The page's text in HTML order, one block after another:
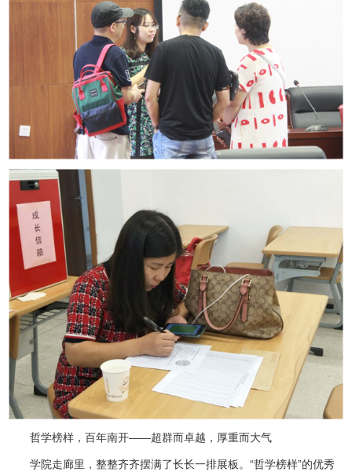
哲学榜样，百年南开——超群而卓越，厚重而大气
学院走廊里，整整齐齐摆满了长长一排展板。“哲学榜样”的优秀